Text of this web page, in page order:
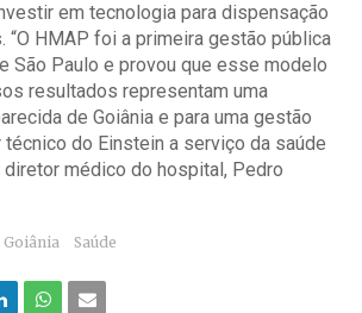
em tecnologia para dispensação
“O HMAP foi a primeira gestão pública
São Paulo e provou que esse modelo
resultados representam uma
de Goiânia e para uma gestão
do Einstein a serviço da saúde
diretor médico do hospital, Pedro
Goiânia Saúde